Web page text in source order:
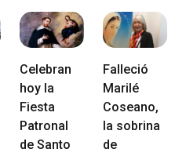
Celebran
hoy la
Fiesta
Patronal
de Santo
Falleció
Marilé
Coseano,
la sobrina
de